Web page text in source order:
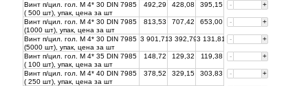
Винт п/цил. гол. М 4* 30 DIN 7985
( 500 шт), упак, цена за шт
492,29 428,08 395,15 - +
Винт п/цил. гол. М 4* 30 DIN 7985
(1000 шт), упак, цена за шт
813,53 707,42 653,00 - +
Винт п/цил. гол. М 4* 30 DIN 7985
(5000 шт), упак, цена за шт
3 901,713 392,793 131,81 - +
Винт п/цил. гол. М 4* 35 DIN 7985
( 100 шт), упак, цена за шт
148,72 129,32 119,38 - +
Винт п/цил. гол. М 4* 40 DIN 7985
( 250 шт), упак, цена за шт
378,52 329,15 303,83 - +